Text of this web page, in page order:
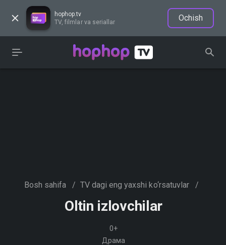
hophop.tv
TV, filmlar va seriallar
Ochish
Bosh sahifa / TV dagi eng yaxshi ko‘rsatuvlar /
Oltin izlovchilar
0+
Драма